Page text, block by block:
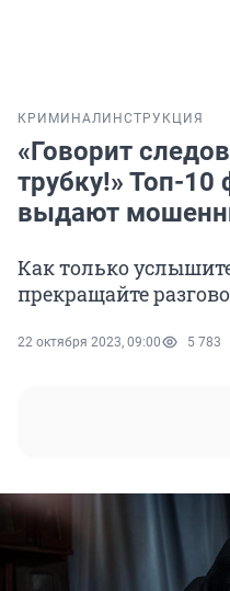
КРИМИНАЛ ИНСТРУКЦИЯ
«Говорит
трубку!» Топ-10
выдают
Как только
прекращайте
22 октября 2023, 09:00 5 783